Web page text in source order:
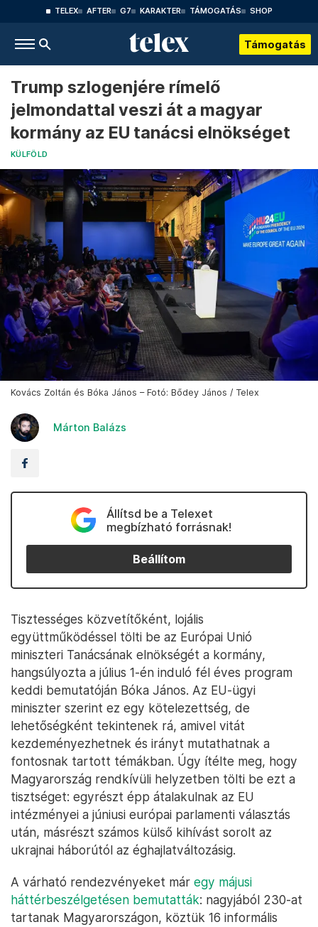
TELEX AFTER G7 KARAKTER TÁMOGATÁS SHOP
Támogatás
Trump szlogenjére rímelő
jelmondattal veszi át a magyar
kormány az EU tanácsi elnökséget
KÜLFÖLD
Kovács Zoltán és Bóka János – Fotó: Bődey János / Telex
Márton Balázs
Állítsd be a Telexet
megbízható forrásnak!
Beállítom
Tisztességes közvetítőként, lojális
együttműködéssel tölti be az Európai Unió
miniszteri Tanácsának elnökségét a kormány,
hangsúlyozta a július 1-én induló fél éves program
keddi bemutatóján Bóka János. Az EU-ügyi
miniszter szerint ez egy kötelezettség, de
lehetőségként tekintenek rá, amivel vitát
kezdeményezhetnek és irányt mutathatnak a
fontosnak tartott témákban. Úgy ítélte meg, hogy
Magyarország rendkívüli helyzetben tölti be ezt a
tisztséget: egyrészt épp átalakulnak az EU
intézményei a júniusi európai parlamenti választás
után, másrészt számos külső kihívást sorolt az
ukrajnai háborútól az éghajlatváltozásig.
A várható rendezvényeket már egy májusi
háttérbeszélgetésen bemutatták: nagyjából 230-at
tartanak Magyarországon, köztük 16 informális